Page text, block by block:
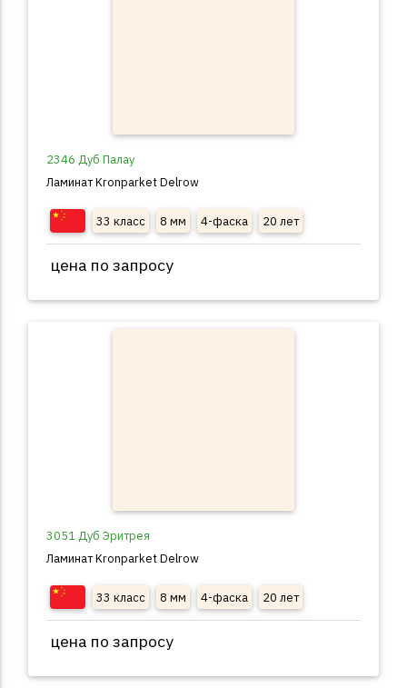
2346 Дуб Палау
Ламинат Kronparket Delrow
33 класс 8 мм 4-фаска 20 лет
цена по запросу
3051 Дуб Эритрея
Ламинат Kronparket Delrow
33 класс 8 мм 4-фаска 20 лет
цена по запросу